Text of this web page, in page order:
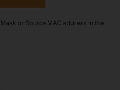
or Source MAC address in the